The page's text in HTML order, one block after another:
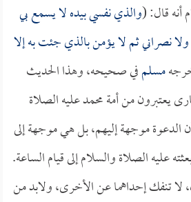
أنه قال: (والذي نفسي بيده لا يسمع بي
نصراني ثم لا يؤمن بالذي جئت به إلا
مسلمفي صحيحه، وهذا الحديث
يعتبرون من أمة محمد عليه الصلاة
الدعوة موجهة إليهم، بل هي موجهة إلى
عليه الصلاة والسلام إلى قيام الساعة.
لا تنفك إحداهما عن الأخرى، ولابد من